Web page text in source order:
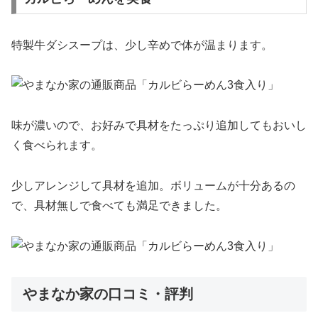
特製牛ダシスープは、少し辛めで体が温まります。
味が濃いので、お好みで具材をたっぷり追加してもおいし
く食べられます。
少しアレンジして具材を追加。ボリュームが十分あるの
で、具材無しで食べても満足できました。
やまなか家の口コミ・評判